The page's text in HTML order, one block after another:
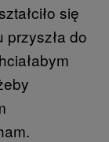
się
przyszła do